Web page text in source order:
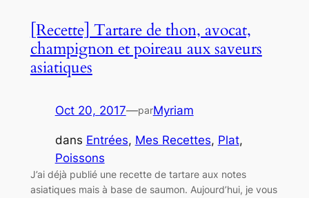
[Recette] Tartare de thon, avocat,
champignon et poireau aux saveurs
asiatiques
Oct 20, 2017—parMyriam
dans Entrées, Mes Recettes, Plat
Poissons
J’ai déjà publié une recette de tartare aux notes
asiatiques mais à base de saumon. Aujourd’hui, je vous